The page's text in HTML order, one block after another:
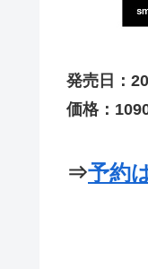
発売日：
価格：
⇒予約